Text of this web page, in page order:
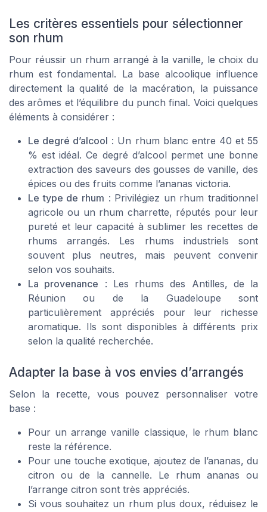
Les critères essentiels pour sélectionner
son rhum
Pour réussir un rhum arrangé à la vanille, le choix du
rhum est fondamental. La base alcoolique influence
directement la qualité de la macération, la puissance
des arômes et l’équilibre du punch final. Voici quelques
éléments à considérer :
Le degré d’alcool : Un rhum blanc entre 40 et 55
% est idéal. Ce degré d’alcool permet une bonne
extraction des saveurs des gousses de vanille, des
épices ou des fruits comme l’ananas victoria.
Le type de rhum : Privilégiez un rhum traditionnel
agricole ou un rhum charrette, réputés pour leur
pureté et leur capacité à sublimer les recettes de
rhums arrangés. Les rhums industriels sont
souvent plus neutres, mais peuvent convenir
selon vos souhaits.
La provenance : Les rhums des Antilles, de la
Réunion ou de la Guadeloupe sont
particulièrement appréciés pour leur richesse
aromatique. Ils sont disponibles à différents prix
selon la qualité recherchée.
Adapter la base à vos envies d’arrangés
Selon la recette, vous pouvez personnaliser votre
base :
Pour un arrange vanille classique, le rhum blanc
reste la référence.
Pour une touche exotique, ajoutez de l’ananas, du
citron ou de la cannelle. Le rhum ananas ou
l’arrange citron sont très appréciés.
Si vous souhaitez un rhum plus doux, réduisez le